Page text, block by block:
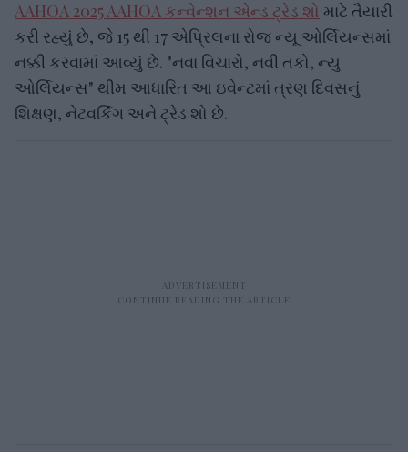
AAHOA 2025 AAHOA કન્વેન્શન એન્ડ ટ્રેડ શો માટે તૈયારી
કરી રહ્યું છે, જે 15 થી 17 એપ્રિલના રોજ ન્યૂ ઓર્લિયન્સમાં
નક્કી કરવામાં આવ્યું છે. "નવા વિચારો, નવી તકો, ન્યુ
ઓર્લિયન્સ" થીમ આધારિત આ ઇવેન્ટમાં ત્રણ દિવસનું
શિક્ષણ, નેટવર્કિંગ અને ટ્રેડ શો છે.